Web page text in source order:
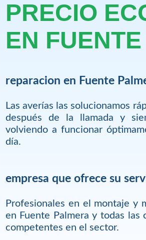
PRECIO
EN
reparacion en Fuente
Las averías las solucionamos
después de la llamada y
volviendo a funcionar
día.
empresa que ofrece su
Profesionales en el montaje y
en Fuente Palmera y todas las
competentes en el sector.